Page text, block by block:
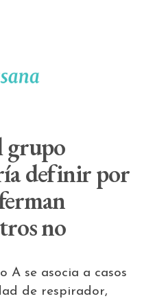
grupo
definir por
no
A se asocia a casos
de respirador,